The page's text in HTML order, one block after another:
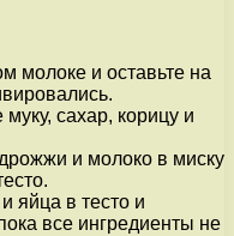
молоке и оставьте на
сахар, корицу и
и молоко в миску
яйца в тесто и
все ингредиенты не